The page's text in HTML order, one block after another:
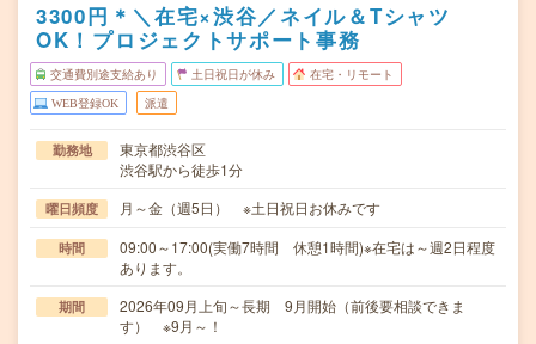
3300円＊＼在宅×渋谷／ネイル＆Tシャツ
OK！プロジェクトサポート事務
交通費別途支給あり 土日祝日が休み 在宅・リモート
WEB登録OK 派遣
勤務地
東京都渋谷区
渋谷駅から徒歩1分
曜日頻度 月～金（週5日） ※土日祝日お休みです
時間
09:00～17:00(実働7時間 休憩1時間)※在宅は～週2日程度
あります。
期間
2026年09月上旬～長期 9月開始（前後要相談できま
す） ※9月～！